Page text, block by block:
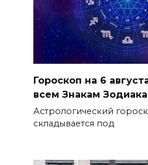
Гороскоп на 6
всем Знакам Зодиака
Астрологический
складывается под